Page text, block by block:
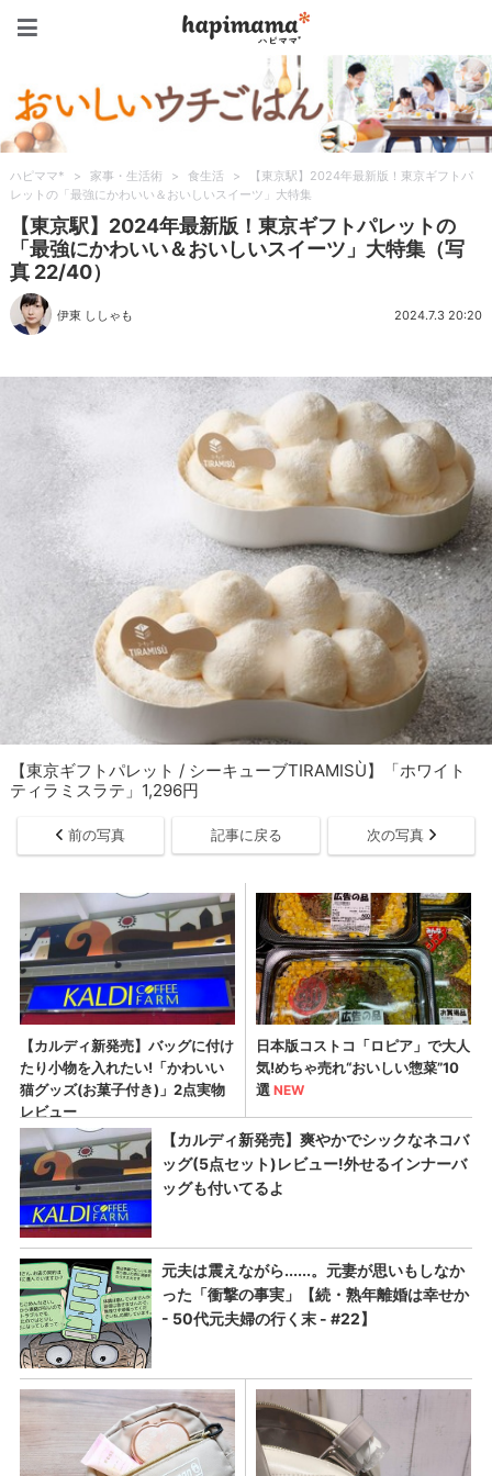
ハピママ* > 家事・生活術 > 食生活 >
【東京駅】2024年最新版！東京ギフトパ
レットの「最強にかわいい＆おいしいスイーツ」大特集
【東京駅】2024年最新版！東京ギフトパレットの
「最強にかわいい＆おいしいスイーツ」大特集（写
真 22/40）
伊東 ししゃも 2024.7.3 20:20
【東京ギフトパレット / シーキューブTIRAMISÙ】「ホワイト
ティラミスラテ」1,296円
前の写真 記事に戻る 次の写真